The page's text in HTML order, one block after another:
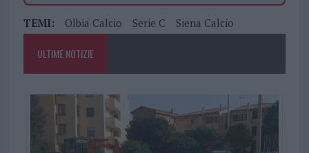
TEMI: Olbia Calcio Serie C Siena Calcio
ULTIME NOTIZIE